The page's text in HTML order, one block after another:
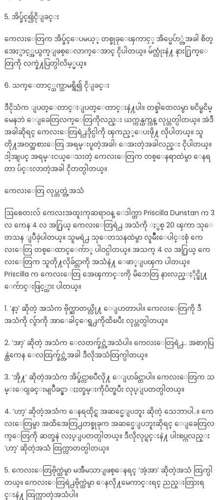
5. အိပ္ခ်င္၍ငိုျခင္း
ကေလးေတြက အိပ္ခ်င္ေပမယ့္ တစ္ခုခုေၾကာင့္ အိပ္မေပ်ာ္တဲ့အခါ စိတ္
အေႏွာင့္အယွက္ျဖစ္ေလာက္ေအာင္ ငိုပါတယ္။ မ်က္လုံးနဲ႔ နား႐ြက္ေ
တြကို လက္နဲ႔ပြတ္ပါလိမ့္မယ္။
6. သက္ေတာင့္သက္သာမရွိ၍ ငိုျခင္း
ဒီငိုသံက ျပတ္ေတာင္းျပတ္ေတာင္းနဲ႔ပါ။ တစ္ခါတေလမွာ ၿငိမ္ၿငိမ္
မေနဘဲ ေျခေတြလက္ေတြကိုလည္း ယက္ကန္ယက္ကန္ လုပ္တတ္ပါတယ္။ အဲဒီ
အခါဆိုရင္ ကေလးေတြရဲ႕ဒိုင္ပါကို ၾကည့္ေပးဖို႔ လိုပါတယ္။ သူ
တို႔အဝတ္အစားေတြ အရမ္းပူတဲ့အခါ၊ ေအးတဲ့အခါလည္း ငိုပါတယ္။
ဒါ့အျပင္ အရမ္းငယ္ေသးတဲ့ ကေလးေတြက တစ္ေနရာထဲမွာ ေနရ
တာ ပ်င္းလာတဲ့အခါ ငိုတတ္ပါတယ္။
ကေလးေတြ လုပ္တတ္တဲ့အသံ
ဩစေတးလ် ကေလးအထူးကုဆရာဝန္ ေဒါက္တာ Priscilla Dunstan က 3
လ ကေန 4 လ အ႐ြယ္ ကေလးေတြရဲ႕ အသံကို ႏွစ္ 20 ၾကာ သုေ
တသန ျပဳခဲ့ပါတယ္။ သူမရဲ႕ သုေတသနထဲမွာ လူမ်ိဳးေပါင္းစုံ ကေ
လးေတြ တစ္ေထာင္ေက်ာ္ ပါဝင္ပါတယ္။ အသက္ 4 လ အ႐ြယ္ ကေ
လးေတြက သူတို႔လိုခ်င္တာကို အသံနဲ႔ ေဖာ္ျပၾက ပါတယ္။
Priscilla က ကေလးေတြ အေၾကာင္းကို မိဘေတြ နားလည္ႏိုင္ဖို႔
ေက်ာင္းဖြင့္ထား ပါတယ္။
1. ‘နာ့’ ဆိုတဲ့ အသံက ဗိုက္ဆာတယ္လို႔ ေျပာတာပါ။ ကေလးေတြကို ဒီ
အသံကို လွ်ာကို အာေခါင္ေရွ႕ကိုထိၿပီး လုပ္တတ္ပါတယ္။
2. ‘အာ့’ ဆိုတဲ့ အသံက ေလတက္ခ်င္တဲ့အသံပါ။ ကေလးေတြရဲ႕.. အစာႁပြ
န္ထဲကေန ေလထြက္ခ်င္တဲ့အခါ ဒီလိုအသံထြက္ပါတယ္။
3. ‘အို႔’ ဆိုတဲ့အသံက အိပ္ခ်င္လာၿပီလို႔ ေျပာခ်င္တာပါ။ ကေလးေတြက သ
မ္းေဝျခင္းမျပဳခင္မွာ ႏႈတ္ခမ္းကိုပိတ္ၿပီး လုပ္ျပတတ္ပါတယ္။
4. ‘ဟာ့’ ဆိုတဲ့အသံက ေနရထိုင္ရ အဆင္မေျပဘူး ဆိုတဲ့ သေဘာပါ..။ ကေ
လးေတြမွာ အထိအေတြ႕တစ္ခုခုက အဆင္မေျပဘူးဆိုရင္ ေျခေတြလ
က္ေတြကို ဆတ္ခနဲ လႈပ္ျပတတ္ပါတယ္။ ဒီလိုလုပ္ရင္းနဲ႔ ပါးစပ္ကလည္း
‘ဟာ့’ ဆိုတဲ့အသံ ထြက္လာတတ္ပါတယ္။
5. ကေလးေတြဗိုက္ထဲမွာ မအီမသာျဖစ္ေနရင္ ‘အဲ့အာ’ ဆိုတဲ့အသံ ထြက္ပါ
တယ္။ ကေလးေတြရဲ႕ဗိုက္ထဲမွာ ေနလို႔မေကာင္းရင္ ညည္းတြားရ
င္းနဲ႔ ထြက္လာတဲ့အသံပါ။